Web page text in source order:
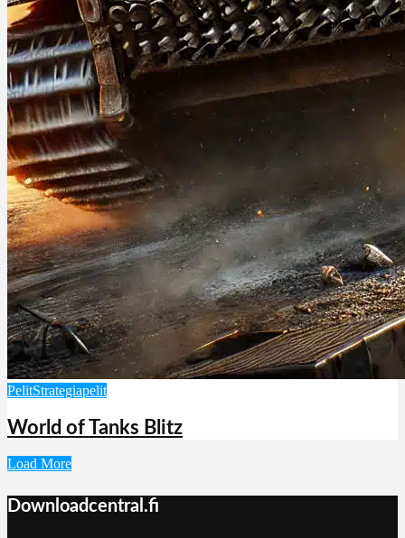
PelitStrategiapelit
World of Tanks Blitz
Load More
Downloadcentral.fi